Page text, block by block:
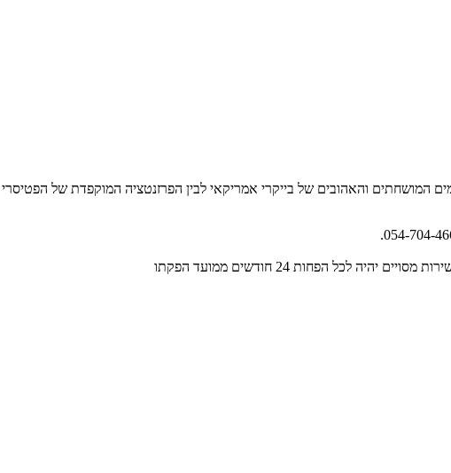
המושחתים והאהובים של בייקרי אמריקאי לבין הפרזנטציה המוקפדת של